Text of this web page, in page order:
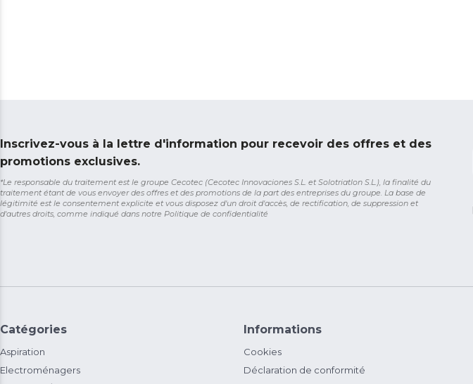
Inscrivez-vous à la lettre d'information pour recevoir des offres et des
promotions exclusives.
*Le responsable du traitement est le groupe Cecotec (Cecotec Innovaciones S.L. et Solotriatlon S.L.), la finalité du
traitement étant de vous envoyer des offres et des promotions de la part des entreprises du groupe. La base de
légitimité est le consentement explicite et vous disposez d'un droit d'accès, de rectification, de suppression et
d'autres droits, comme indiqué dans notre Politique de confidentialité
Catégories
Aspiration
Electroménagers
Informations
Cookies
Déclaration de conformité